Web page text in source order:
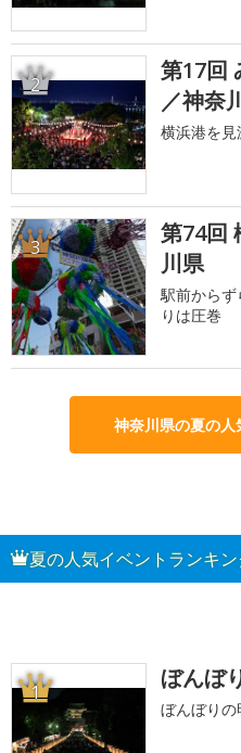
2
第17回
／神奈
横浜港を見
3
第74回
川県
駅前から
りは圧巻
神奈川県の夏の
夏の人気イベントランキン
1 ぼんぼ
ぼんぼり